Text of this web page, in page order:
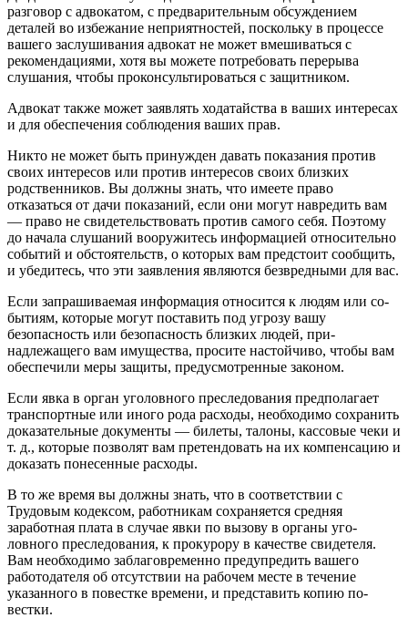
разговор с адвокатом, с предва­рительным обсуждением
деталей во избежание неприятностей, по­скольку в процессе
вашего заслу­шивания адвокат не может вме­шиваться с
рекомендациями, хотя вы можете потребовать перерыва
слушания, чтобы проконсульти­роваться с защитником.
Адвокат также может заявлять ходатайства в ваших интересах
и для обеспечения соблюдения ва­ших прав.
Никто не может быть принуж­ден давать показания против
сво­их интересов или против интере­сов своих близких
родственни­ков. Вы должны знать, что име­ете право
отказаться от дачи по­казаний, если они могут навре­дить вам
— право не свидетельство­вать против самого себя. Поэтому
до начала слушаний вооружитесь информацией относительно
со­бытий и обстоятельств, о которых вам предстоит сообщить,
и убеди­тесь, что эти заявления являются безвредными для вас.
Если запрашиваемая инфор­мация относится к людям или со­
бытиям, которые могут поставить под угрозу вашу
безопасность или безопасность близких людей, при­
надлежащего вам имущества, про­сите настойчиво, чтобы вам
обеспечили меры защиты, предусмо­тренные законом.
Если явка в орган уголовно­го преследования предполагает
транспортные или иного рода рас­ходы, необходимо сохранить
до­казательные документы — билеты, талоны, кассовые чеки и
т. д., ко­торые позволят вам претендовать на их компенсацию и
доказать по­несенные расходы.
В то же время вы должны знать, что в соответствии с
Трудовым ко­дексом, работникам сохраняется средняя
заработная плата в слу­чае явки по вызову в органы уго­
ловного преследования, к проку­рору в качестве свидетеля.
Вам не­обходимо заблаговременно пред­упредить вашего
работодателя об отсутствии на рабочем месте в те­чение
указанного в повестке вре­мени, и представить копию по­
вестки.